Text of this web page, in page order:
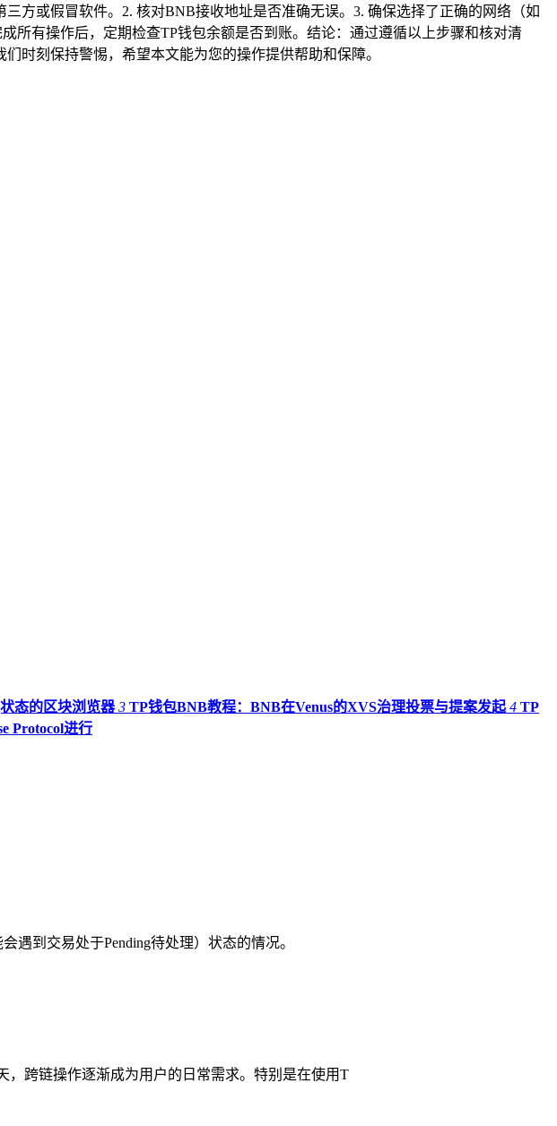
方或假冒软件。2. 核对BNB接收地址是否准确无误。3. 确保选择了正确的网络（如
所有操作后，定期检查TP钱包余额是否到账。结论：通过遵循以上步骤和核对清
时刻保持警惕，希望本文能为您的操作提供帮助和保障。
态的区块浏览器 3 TP钱包BNB教程：BNB在Venus的XVS治理投票与提案发起 4 TP
Protocol进行
遇到交易处于Pending待处理）状态的情况。
，跨链操作逐渐成为用户的日常需求。特别是在使用T